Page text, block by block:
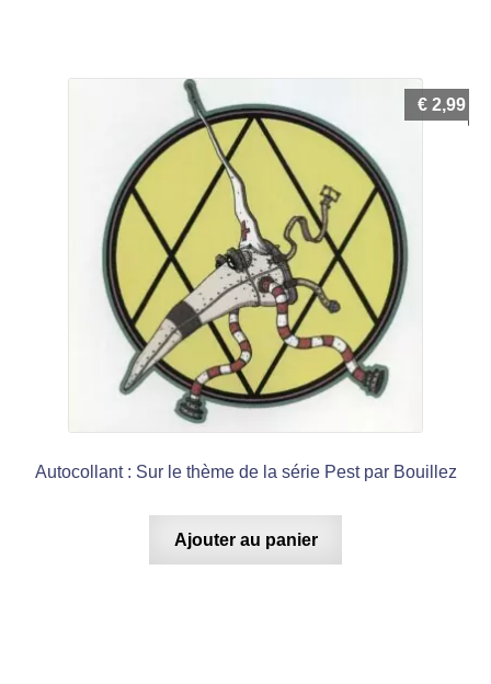
Autocollant : Sur le thème de la série Pest par Bouillez
€ 2,99
Ajouter au panier